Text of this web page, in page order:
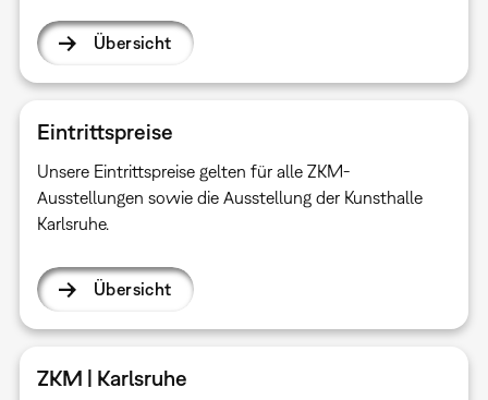
Übersicht
Eintrittspreise
Unsere Eintrittspreise gelten für alle ZKM-
Ausstellungen sowie die Ausstellung der Kunsthalle
Karlsruhe.
Übersicht
ZKM | Karlsruhe